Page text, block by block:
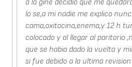
a la gine decidio que me
lo se,a mi nadie me explico
cama,oxitocina,enema,y 12 h
colocado y al llegar al paritorio
que se habia dado la vuelta y
si fue debido a la ultima